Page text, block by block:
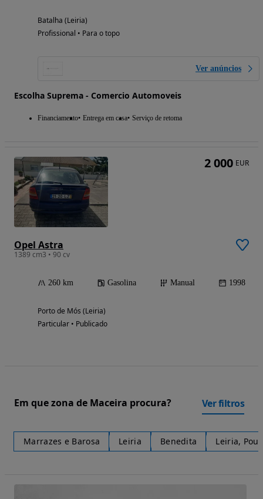
Batalha (Leiria)
Profissional • Para o topo
Ver anúncios
Escolha Suprema - Comercio Automoveis
Financiamento Entrega em casa Serviço de retoma
Opel Astra
1389 cm3 • 90 cv
260 km Gasolina Manual 1998
Porto de Mós (Leiria)
Particular • Publicado
2 000 EUR
Em que zona de Maceira procura? Ver filtros
Marrazes e Barosa Leiria Benedita Leiria,